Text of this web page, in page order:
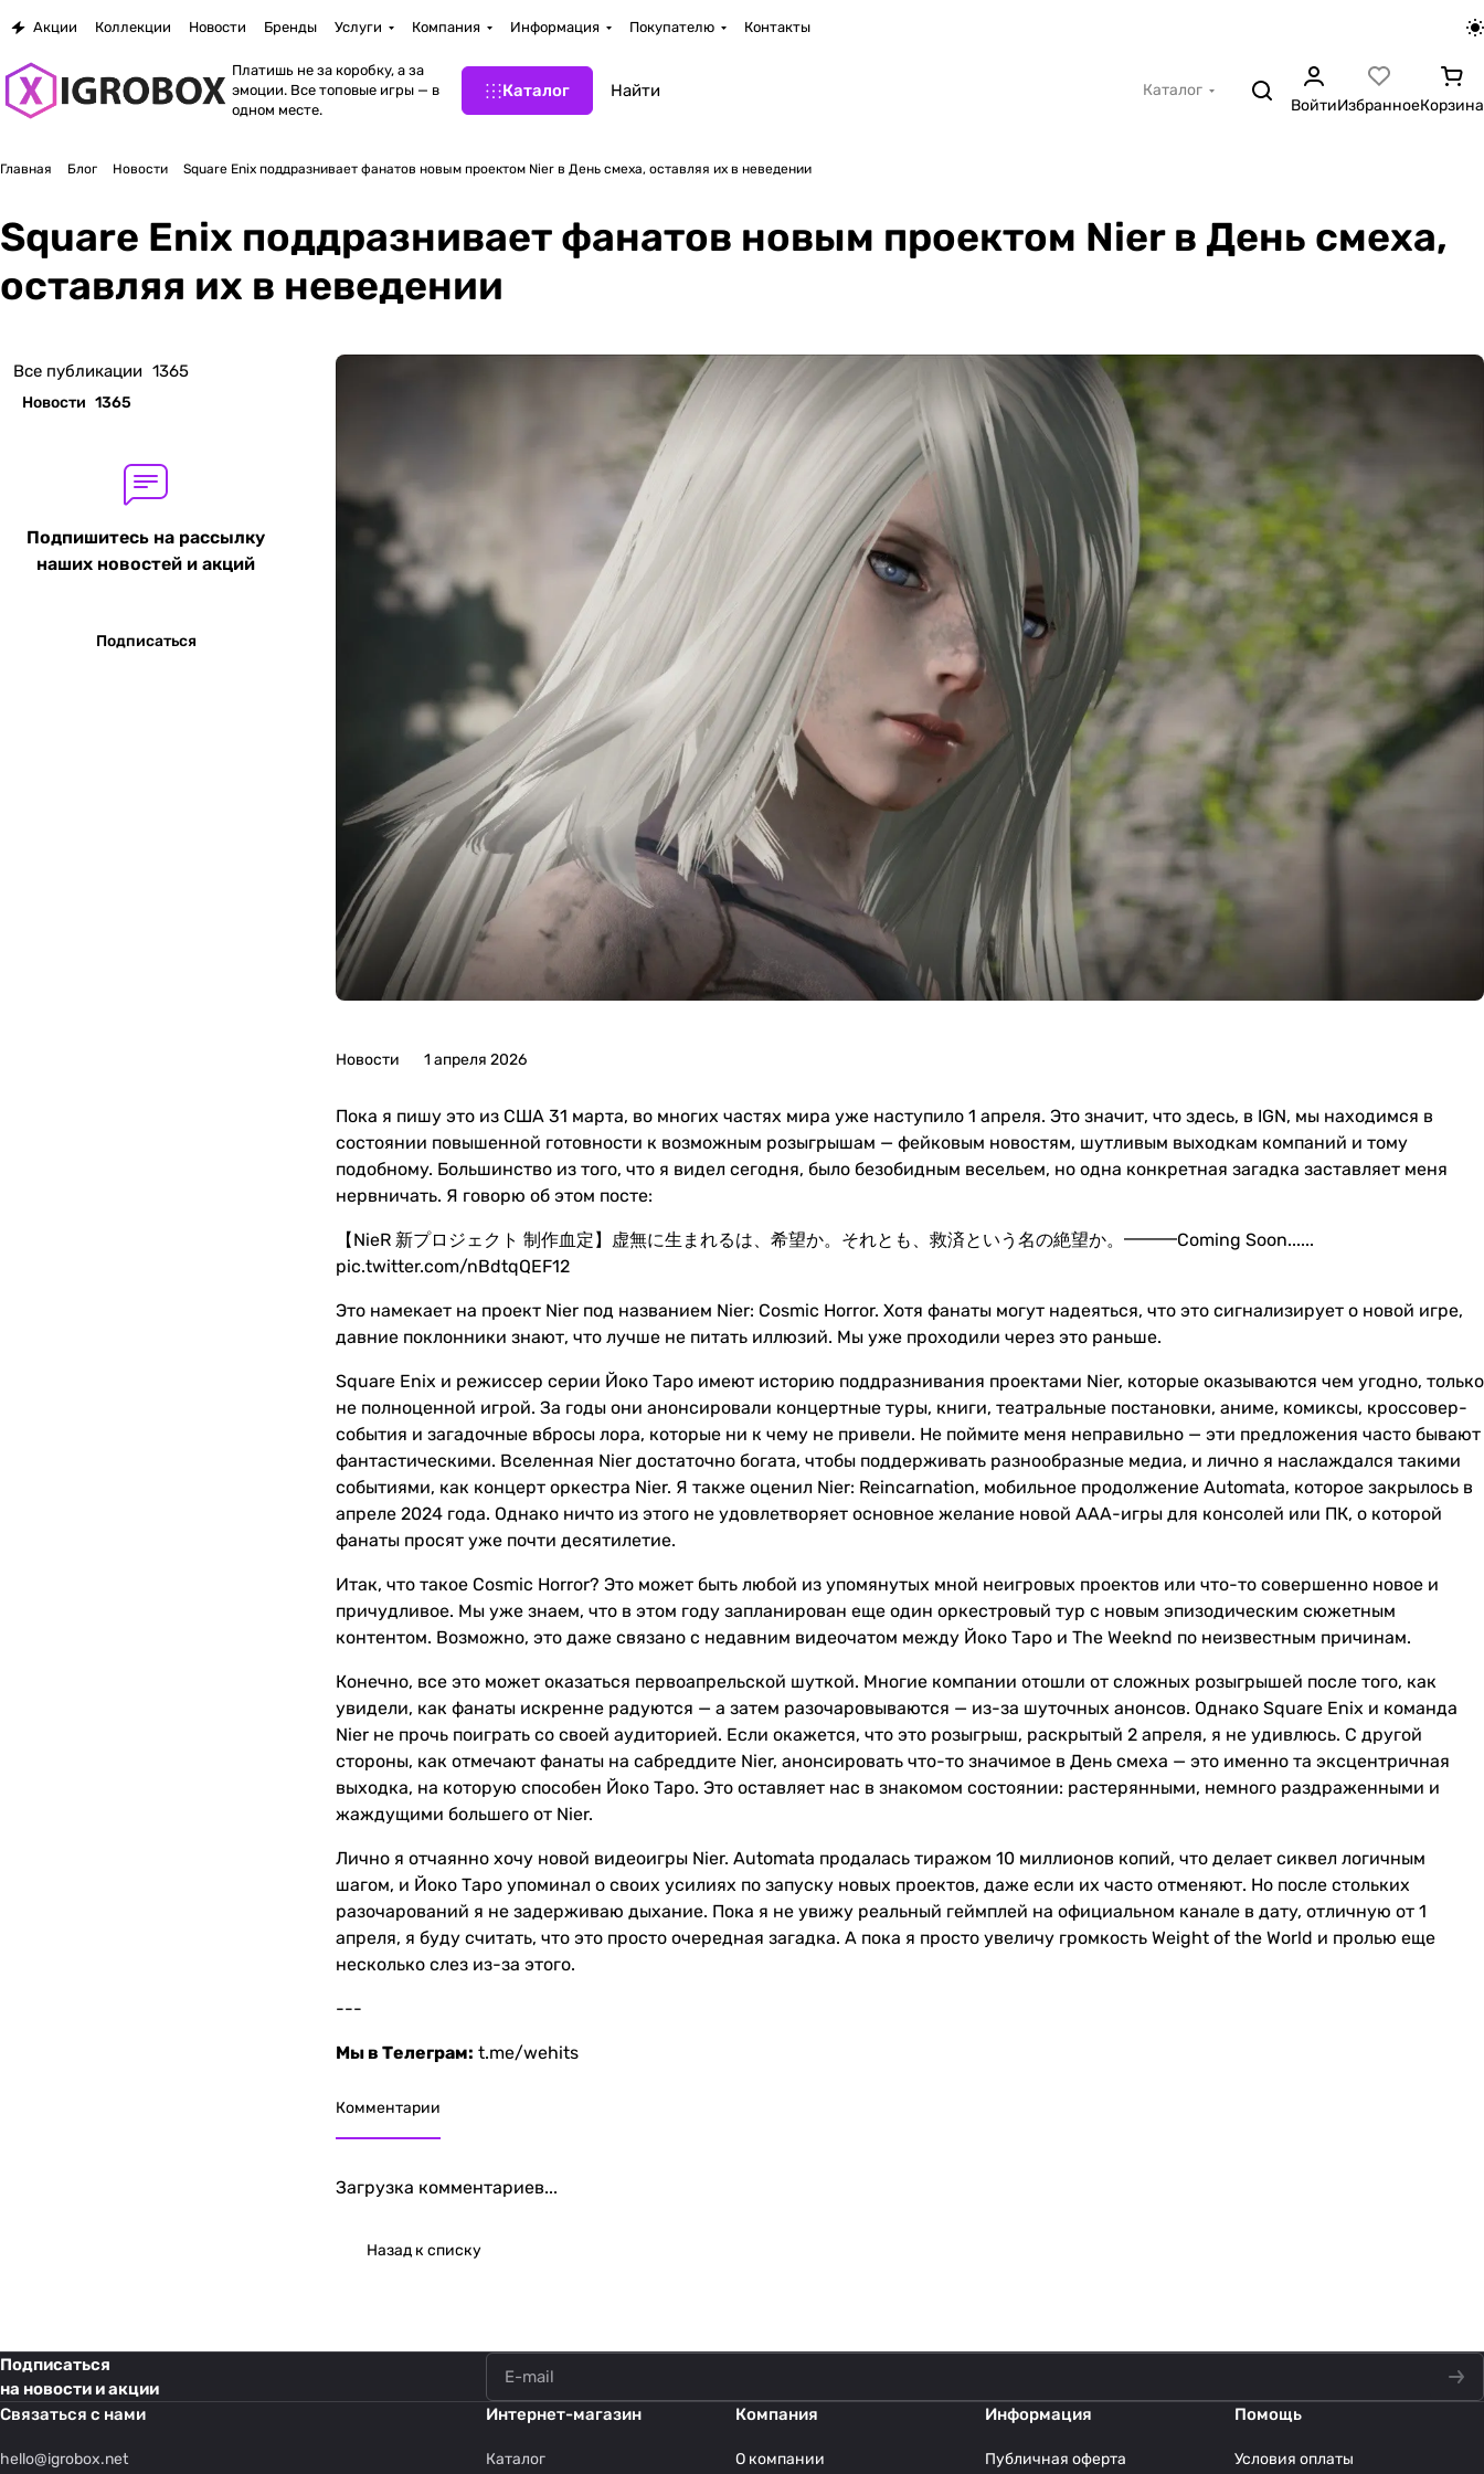
Акции Коллекции Новости Бренды Услуги Компания Информация Покупателю Контакты
Платишь не за коробку, а за
эмоции. Все топовые игры — в
одном месте.
Каталог
Каталог
ВойтиИзбранноеКорзина
Главная Блог Новости Square Enix поддразнивает фанатов новым проектом Nier в День смеха, оставляя их в неведении
Square Enix поддразнивает фанатов новым проектом Nier в День смеха,
оставляя их в неведении
Новости 1 апреля 2026
Пока я пишу это из США 31 марта, во многих частях мира уже наступило 1 апреля. Это значит, что здесь, в IGN, мы находимся в
состоянии повышенной готовности к возможным розыгрышам — фейковым новостям, шутливым выходкам компаний и тому
подобному. Большинство из того, что я видел сегодня, было безобидным весельем, но одна конкретная загадка заставляет меня
нервничать. Я говорю об этом посте:
【NieR 新プロジェクト 制作血定】虚無に生まれるは、希望か。それとも、救済という名の絶望か。━━━Coming Soon......
pic.twitter.com/nBdtqQEF12
Это намекает на проект Nier под названием Nier: Cosmic Horror. Хотя фанаты могут надеяться, что это сигнализирует о новой игре,
давние поклонники знают, что лучше не питать иллюзий. Мы уже проходили через это раньше.
Square Enix и режиссер серии Йоко Таро имеют историю поддразнивания проектами Nier, которые оказываются чем угодно, только
не полноценной игрой. За годы они анонсировали концертные туры, книги, театральные постановки, аниме, комиксы, кроссовер-
события и загадочные вбросы лора, которые ни к чему не привели. Не поймите меня неправильно — эти предложения часто бывают
фантастическими. Вселенная Nier достаточно богата, чтобы поддерживать разнообразные медиа, и лично я наслаждался такими
событиями, как концерт оркестра Nier. Я также оценил Nier: Reincarnation, мобильное продолжение Automata, которое закрылось в
апреле 2024 года. Однако ничто из этого не удовлетворяет основное желание новой AAA-игры для консолей или ПК, о которой
фанаты просят уже почти десятилетие.
Итак, что такое Cosmic Horror? Это может быть любой из упомянутых мной неигровых проектов или что-то совершенно новое и
причудливое. Мы уже знаем, что в этом году запланирован еще один оркестровый тур с новым эпизодическим сюжетным
контентом. Возможно, это даже связано с недавним видеочатом между Йоко Таро и The Weeknd по неизвестным причинам.
Конечно, все это может оказаться первоапрельской шуткой. Многие компании отошли от сложных розыгрышей после того, как
увидели, как фанаты искренне радуются — а затем разочаровываются — из-за шуточных анонсов. Однако Square Enix и команда
Nier не прочь поиграть со своей аудиторией. Если окажется, что это розыгрыш, раскрытый 2 апреля, я не удивлюсь. С другой
стороны, как отмечают фанаты на сабреддите Nier, анонсировать что-то значимое в День смеха — это именно та эксцентричная
выходка, на которую способен Йоко Таро. Это оставляет нас в знакомом состоянии: растерянными, немного раздраженными и
жаждущими большего от Nier.
Лично я отчаянно хочу новой видеоигры Nier. Automata продалась тиражом 10 миллионов копий, что делает сиквел логичным
шагом, и Йоко Таро упоминал о своих усилиях по запуску новых проектов, даже если их часто отменяют. Но после стольких
разочарований я не задерживаю дыхание. Пока я не увижу реальный геймплей на официальном канале в дату, отличную от 1
апреля, я буду считать, что это просто очередная загадка. А пока я просто увеличу громкость Weight of the World и пролью еще
несколько слез из-за этого.
---
Мы в Телеграм: t.me/wehits
Комментарии
Загрузка комментариев...
Назад к списку
Все публикации 1365
Новости 1365
Подпишитесь на рассылку
наших новостей и акций
Подписаться
Подписаться
на новости и акции
Связаться с нами
hello@igrobox.net
Интернет-магазин
Каталог
Компания
О компании
Информация
Публичная оферта
Помощь
Условия оплаты